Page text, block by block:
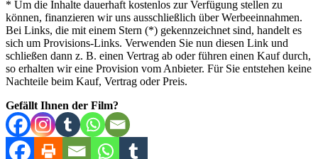
* Um die Inhalte dauerhaft kostenlos zur Verfügung stellen zu
können, finanzieren wir uns ausschließlich über Werbeeinnahmen.
Bei Links, die mit einem Stern (*) gekennzeichnet sind, handelt es
sich um Provisions-Links. Verwenden Sie nun diesen Link und
schließen dann z. B. einen Vertrag ab oder führen einen Kauf durch,
so erhalten wir eine Provision vom Anbieter. Für Sie entstehen keine
Nachteile beim Kauf, Vertrag oder Preis.
Gefällt Ihnen der Film?